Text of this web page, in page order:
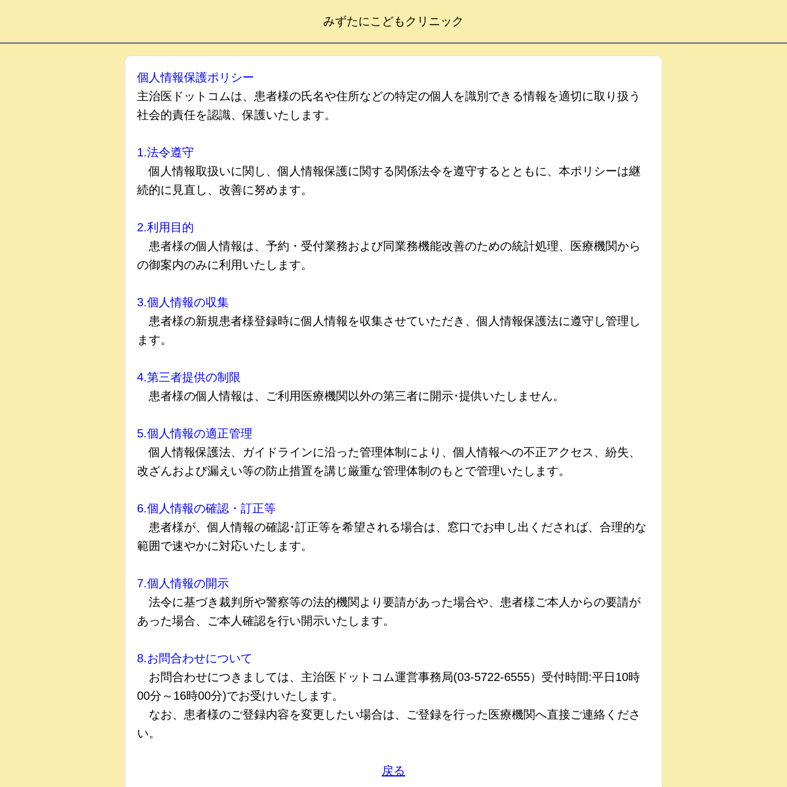
みずたにこどもクリニック
個人情報保護ポリシー
主治医ドットコムは、患者様の氏名や住所などの特定の個人を識別できる情報を適切に取り扱う
社会的責任を認識、保護いたします。
1.法令遵守
個人情報取扱いに関し、個人情報保護に関する関係法令を遵守するとともに、本ポリシーは継
続的に見直し、改善に努めます。
2.利用目的
患者様の個人情報は、予約・受付業務および同業務機能改善のための統計処理、医療機関から
の御案内のみに利用いたします。
3.個人情報の収集
患者様の新規患者様登録時に個人情報を収集させていただき、個人情報保護法に遵守し管理し
ます。
4.第三者提供の制限
患者様の個人情報は、ご利用医療機関以外の第三者に開示･提供いたしません。
5.個人情報の適正管理
個人情報保護法、ガイドラインに沿った管理体制により、個人情報への不正アクセス、紛失、
改ざんおよび漏えい等の防止措置を講じ厳重な管理体制のもとで管理いたします。
6.個人情報の確認・訂正等
患者様が、個人情報の確認･訂正等を希望される場合は、窓口でお申し出くだされば、合理的な
範囲で速やかに対応いたします。
7.個人情報の開示
法令に基づき裁判所や警察等の法的機関より要請があった場合や、患者様ご本人からの要請が
あった場合、ご本人確認を行い開示いたします。
8.お問合わせについて
お問合わせにつきましては、主治医ドットコム運営事務局(03-5722-6555）受付時間:平日10時
00分～16時00分)でお受けいたします。
なお、患者様のご登録内容を変更したい場合は、ご登録を行った医療機関へ直接ご連絡くださ
い。
戻る